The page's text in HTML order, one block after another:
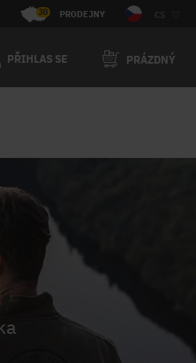
30 PRODEJNY CS
PŘIHLAS SE PRÁZDNÝ